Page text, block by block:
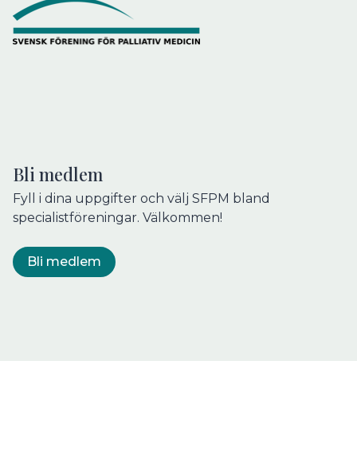
Bli medlem
Fyll i dina uppgifter och välj SFPM bland
specialistföreningar. Välkommen!
Bli medlem